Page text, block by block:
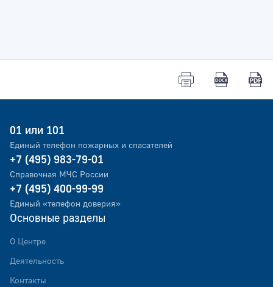
01 или 101
Единый телефон пожарных и спасателей
+7 (495) 983-79-01
Справочная МЧС России
+7 (495) 400-99-99
Единый «телефон доверия»
Основные разделы
О Центре
Деятельность
Контакты